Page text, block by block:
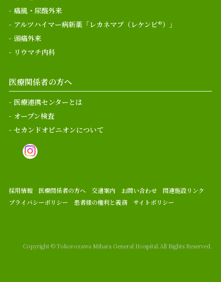
痛風・尿酸外来
アルツハイマー病新薬「レカネマブ（レケンビ®）」
頭痛外来
リウマチ内科
医療関係者の方へ
医療連携センターとは
オープン検査
セカンドオピニオンについて
採用情報 医療関係者の方へ 交通案内 お問い合わせ
関連施設リンク
プライバシーポリシー
患者様の権利と義務 サイトポリシー
Copyright © Tokorozawa Mihara General Hospital.All Rights Reserved.